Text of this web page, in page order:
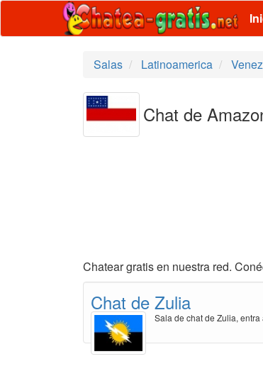
Salas Latinoamerica
Chat de
Chatear gratis en nuestra red.
Chat de Zulia
Sala de chat de Zulia,